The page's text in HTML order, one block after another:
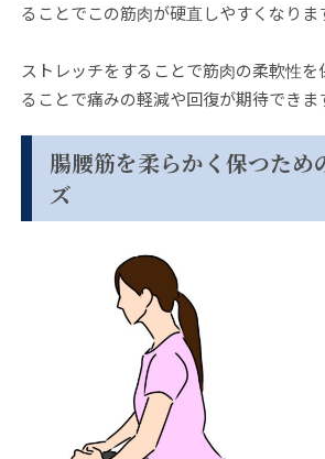
ることでこの筋肉が硬直しやすくなりま
ストレッチをすることで筋肉の柔軟性
ることで痛みの軽減や回復が期待できま
腸腰筋を柔らかく保つため
ズ